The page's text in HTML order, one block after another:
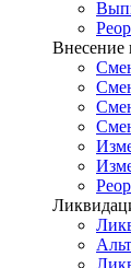
Внесение